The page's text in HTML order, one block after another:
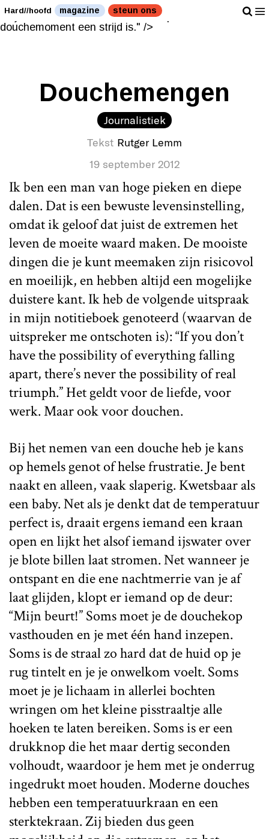
Als het vinden van het perfecte douchemoment een
strijd is." />Als het vinden van het perfecte
douchemoment een strijd is." />
Hard//hoofd magazine steun ons
Douchemengen
Journalistiek
Tekst Rutger Lemm
19 september 2012
Ik ben een man van hoge pieken en diepe
dalen. Dat is een bewuste levensinstelling,
omdat ik geloof dat juist de extremen het
leven de moeite waard maken. De mooiste
dingen die je kunt meemaken zijn risicovol
en moeilijk, en hebben altijd een mogelijke
duistere kant. Ik heb de volgende uitspraak
in mijn notitieboek genoteerd (waarvan de
uitspreker me ontschoten is): “If you don’t
have the possibility of everything falling
apart, there’s never the possibility of real
triumph.” Het geldt voor de liefde, voor
werk. Maar ook voor douchen.
Bij het nemen van een douche heb je kans
op hemels genot of helse frustratie. Je bent
naakt en alleen, vaak slaperig. Kwetsbaar als
een baby. Net als je denkt dat de temperatuur
perfect is, draait ergens iemand een kraan
open en lijkt het alsof iemand ijswater over
je blote billen laat stromen. Net wanneer je
ontspant en die ene nachtmerrie van je af
laat glijden, klopt er iemand op de deur:
“Mijn beurt!” Soms moet je de douchekop
vasthouden en je met één hand inzepen.
Soms is de straal zo hard dat de huid op je
rug tintelt en je je onwelkom voelt. Soms
moet je je lichaam in allerlei bochten
wringen om het kleine pisstraaltje alle
hoeken te laten bereiken. Soms is er een
drukknop die het maar dertig seconden
volhoudt, waardoor je hem met je onderrug
ingedrukt moet houden. Moderne douches
hebben een temperatuurkraan en een
sterktekraan. Zij bieden dus geen